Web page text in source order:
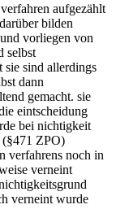
aufgezählt
bilden
vorliegen von
selbst
sie sind allerdings
dann
gemacht. sie
eintscheidung
bei nichtigkeit
(§471 ZPO)
verfahrens noch in
verneint
verneint wurde